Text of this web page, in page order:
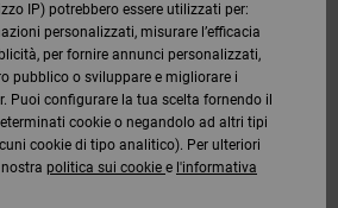
IP) potrebbero essere utilizzati per:
personalizzati, misurare l’efficacia
per fornire annunci personalizzati,
pubblico o sviluppare e migliorare i
Puoi configurare la tua scelta fornendo il
cookie o negandolo ad altri tipi
cookie di tipo analitico). Per ulteriori
politica sui cookie e l'informativa